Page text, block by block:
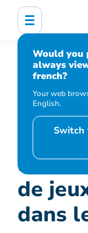
Would you
always
french?
Your web
English.
Switch
Accueil
médias
pour enfants
de
dans